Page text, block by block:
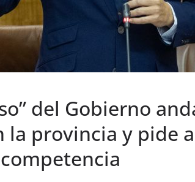
del Gobierno
provincia y pide